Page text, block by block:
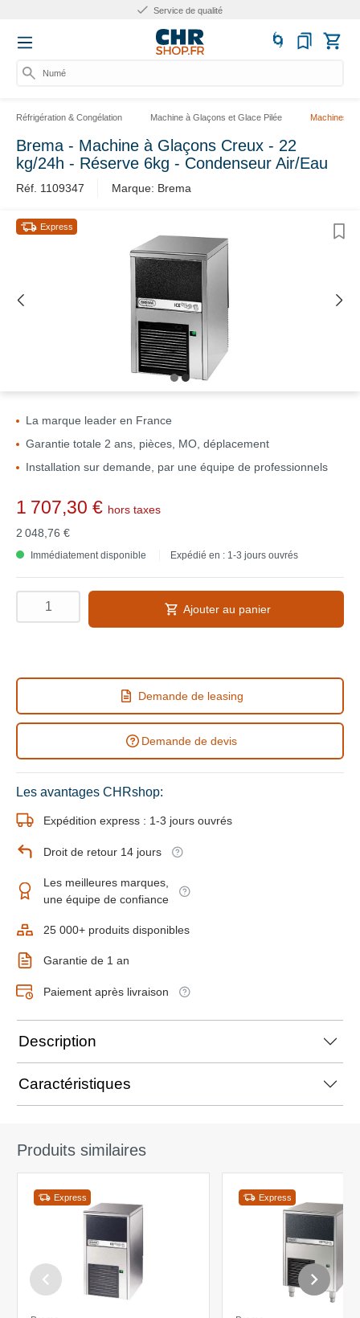
Service de qualité
Numér
Réfrigération & Congélation Machine à Glaçons et Glace Pilée Machines à
Brema - Machine à Glaçons Creux - 22
kg/24h - Réserve 6kg - Condenseur Air/Eau
Réf. 1109347 Marque: Brema
Express
La marque leader en France
Garantie totale 2 ans, pièces, MO, déplacement
Installation sur demande, par une équipe de professionnels
1 707,30 € hors taxes
2 048,76 €
Immédiatement disponible Expédié en : 1-3 jours ouvrés
Ajouter au panier
Demande de leasing
Demande de devis
Les avantages CHRshop:
Expédition express : 1-3 jours ouvrés
Droit de retour 14 jours
Les meilleures marques,
une équipe de confiance
25 000+ produits disponibles
Garantie de 1 an
Paiement après livraison
Description
Caractéristiques
Produits similaires
Express Express